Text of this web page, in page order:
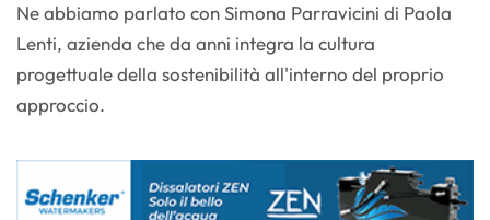
Ne abbiamo parlato con Simona Parravicini di Paola
Lenti, azienda che da anni integra la cultura
progettuale della sostenibilità all'interno del proprio
approccio.